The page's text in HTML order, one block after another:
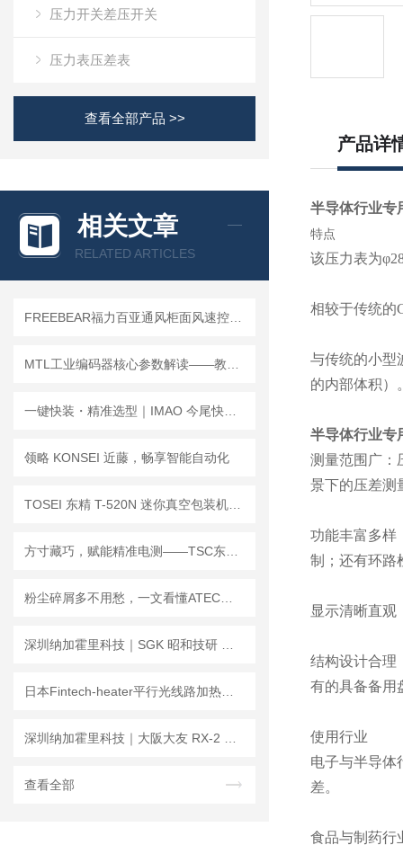
压力开关差压开关
压力表压差表
查看全部产品 >>
相关文章
RELATED ARTICLES
领略 KONSEI 近藤，畅享智能自动化
查看全部
产品详
半导体行业专
特点
该压力表为
相较于传统的
与传统的小型
的内部体积）
半导体行业专
测量范围广：
景下的压差测
功能丰富多样
制；还有环路
显示清晰直观
结构设计合理
有的具备备用
使用行业
电子与半导体
差。
食品与制药行